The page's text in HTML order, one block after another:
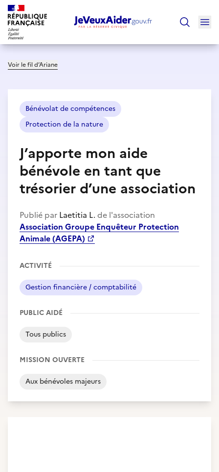
Voir le fil d’Ariane
Bénévolat de compétences
Protection de la nature
J’apporte mon aide
bénévole en tant que
trésorier d’une association
Publié par Laetitia L. de l'association
Association Groupe Enquêteur Protection
Animale (AGEPA)
ACTIVITÉ
Gestion financière / comptabilité
PUBLIC AIDÉ
Tous publics
MISSION OUVERTE
Aux bénévoles majeurs